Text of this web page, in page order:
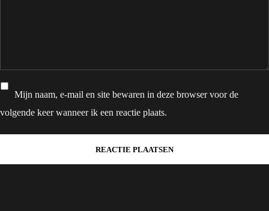
Mijn naam, e-mail en site bewaren in deze browser voor de
volgende keer wanneer ik een reactie plaats.